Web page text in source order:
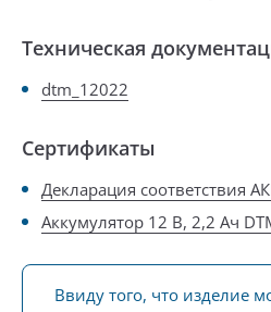
Техническая
dtm_12022
Сертификаты
Декларация соответствия
Аккумулятор 12 В, 2,2 Ач
Ввиду того, что изделие